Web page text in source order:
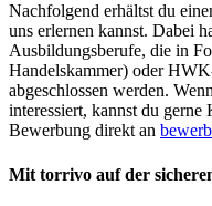
Nachfolgend erhältst du
uns erlernen kannst. Dabei
Ausbildungsberufe, die in
Handelskammer) oder
abgeschlossen werden.
interessiert, kannst du
Bewerbung direkt an
Mit torrivo auf der